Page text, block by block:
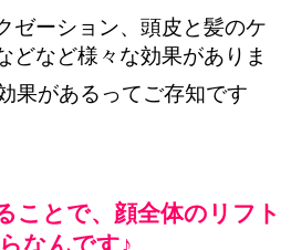
ゼーション、頭皮と髪のケ
どなど様々な効果がありま
果があるってご存知です
ことで、顔全体のリフト
なんです♪